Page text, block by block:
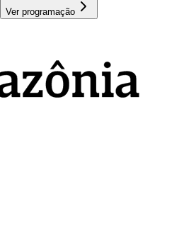
Ver programação